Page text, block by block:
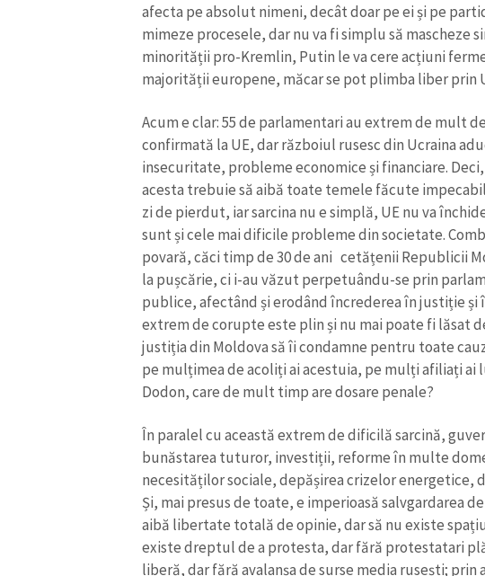
afecta pe absolut nimeni, decât doar pe ei și pe
mimeze procesele, dar nu va fi simplu să mascheze
minorității pro-Kremlin, Putin le va cere acțiuni
majorității europene, măcar se pot plimba liber prin
Acum e clar: 55 de parlamentari au extrem de mult
confirmată la UE, dar războiul rusesc din Ucraina
insecuritate, probleme economice și financiare.
acesta trebuie să aibă toate temele făcute
zi de pierdut, iar sarcina nu e simplă, UE nu va
sunt și cele mai dificile probleme din societate.
povară, căci timp de 30 de ani cetățenii Republicii
la pușcărie, ci i-au văzut perpetuându-se prin
publice, afectând și erodând încrederea în justiție și
extrem de corupte este plin și nu mai poate fi lăsat
justiția din Moldova să îi condamne pentru toate
pe mulțimea de acoliți ai acestuia, pe mulți afiliați ai
Dodon, care de mult timp are dosare penale?
În paralel cu această extrem de dificilă sarcină,
bunăstarea tuturor, investiții, reforme în multe
necesităților sociale, depășirea crizelor energetice,
Și, mai presus de toate, e imperioasă salvgardarea
aibă libertate totală de opinie, dar să nu existe
existe dreptul de a protesta, dar fără protestatari
liberă, dar fără avalanșa de surse media rusești;